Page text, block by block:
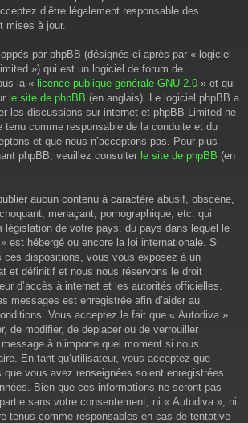
d’être légalement responsable des
mises à jour.
par phpBB (désignés ci-après par « logiciel
») qui est un logiciel de forum de
la « licence publique générale GNU 2.0 » et qui
le site de phpBB (en anglais). Le logiciel phpBB a
les discussions sur internet et phpBB Limited ne
tenu comme responsable de la conduite et du
et que nous n’acceptons pas. Pour plus
phpBB, veuillez consulter le site de phpBB (en
aucun contenu à caractère abusif, obscène,
menaçant, pornographique, etc. qui
législation de votre pays, du pays dans lequel le
est hébergé ou encore la loi internationale. Si
ces dispositions, vous vous exposez à un
et définitif et nous nous réservons le droit
d’accès à internet et les autorités officielles.
messages est enregistrée afin d’aider au
Vous acceptez le fait que « Autodiva »
de modifier, de déplacer ou de verrouiller
à n’importe quel moment si nous
En tant qu’utilisateur, vous acceptez que
vous avez renseignées soient enregistrées
Bien que ces informations ne seront pas
sans votre consentement, ni « Autodiva », ni
tenus comme responsables en cas de tentative